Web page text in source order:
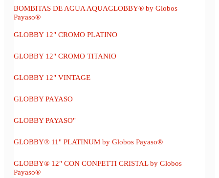
BOMBITAS DE AGUA AQUAGLOBBY® by Globos
Payaso®
GLOBBY 12" CROMO PLATINO
GLOBBY 12" CROMO TITANIO
GLOBBY 12" VINTAGE
GLOBBY PAYASO
GLOBBY PAYASO"
GLOBBY® 11" PLATINUM by Globos Payaso®
GLOBBY® 12" CON CONFETTI CRISTAL by Globos
Payaso®